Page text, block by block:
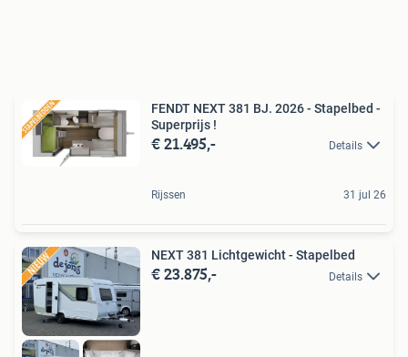
FENDT NEXT 381 BJ. 2026 - Stapelbed -
Superprijs !
€ 21.495,- Details
Rijssen 31 jul 26
NEXT 381 Lichtgewicht - Stapelbed
€ 23.875,- Details